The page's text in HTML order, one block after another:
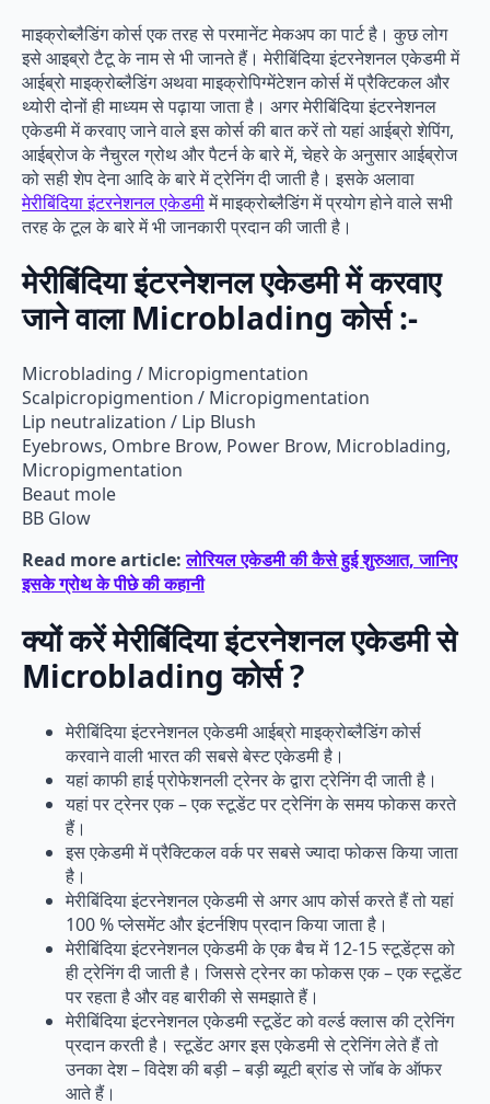
माइक्रोब्लैडिंग कोर्स एक तरह से परमानेंट मेकअप का पार्ट है। कुछ लोग
इसे आइब्रो टैटू के नाम से भी जानते हैं। मेरीबिंदिया इंटरनेशनल एकेडमी में
आईब्रो माइक्रोब्लैडिंग अथवा माइक्रोपिग्मेंटेशन कोर्स में प्रैक्टिकल और
थ्योरी दोनों ही माध्यम से पढ़ाया जाता है। अगर मेरीबिंदिया इंटरनेशनल
एकेडमी में करवाए जाने वाले इस कोर्स की बात करें तो यहां आईब्रो शेपिंग,
आईब्रोज के नैचुरल ग्रोथ और पैटर्न के बारे में, चेहरे के अनुसार आईब्रोज
को सही शेप देना आदि के बारे में ट्रेनिंग दी जाती है। इसके अलावा
मेरीबिंदिया इंटरनेशनल एकेडमीमें माइक्रोब्लैडिंग में प्रयोग होने वाले सभी
तरह के टूल के बारे में भी जानकारी प्रदान की जाती है।
मेरीबिंदिया इंटरनेशनल एकेडमी में करवाए
जाने वाला Microblading कोर्स :-
Microblading / Micropigmentation
Scalpicropigmention / Micropigmentation
Lip neutralization / Lip Blush
Eyebrows, Ombre Brow, Power Brow, Microblading,
Micropigmentation
Beaut mole
BB Glow
Read more article:लोरियल एकेडमी की कैसे हुई शुरुआत, जानिए
इसके ग्रोथ के पीछे की कहानी
क्यों करें मेरीबिंदिया इंटरनेशनल एकेडमी से
Microblading कोर्स ?
मेरीबिंदिया इंटरनेशनल एकेडमी आईब्रो माइक्रोब्लैडिंग कोर्स
करवाने वाली भारत की सबसे बेस्ट एकेडमी है।
यहां काफी हाई प्रोफेशनली ट्रेनर के द्वारा ट्रेनिंग दी जाती है।
यहां पर ट्रेनर एक – एक स्टूडेंट पर ट्रेनिंग के समय फोकस करते
हैं।
इस एकेडमी में प्रैक्टिकल वर्क पर सबसे ज्यादा फोकस किया जाता
है।
मेरीबिंदिया इंटरनेशनल एकेडमी से अगर आप कोर्स करते हैं तो यहां
100 % प्लेसमेंट और इंटर्नशिप प्रदान किया जाता है।
मेरीबिंदिया इंटरनेशनल एकेडमी के एक बैच में 12-15 स्टूडेंट्स को
ही ट्रेनिंग दी जाती है। जिससे ट्रेनर का फोकस एक – एक स्टूडेंट
पर रहता है और वह बारीकी से समझाते हैं।
मेरीबिंदिया इंटरनेशनल एकेडमी स्टूडेंट को वर्ल्ड क्लास की ट्रेनिंग
प्रदान करती है। स्टूडेंट अगर इस एकेडमी से ट्रेनिंग लेते हैं तो
उनका देश – विदेश की बड़ी – बड़ी ब्यूटी ब्रांड से जॉब के ऑफर
आते हैं।